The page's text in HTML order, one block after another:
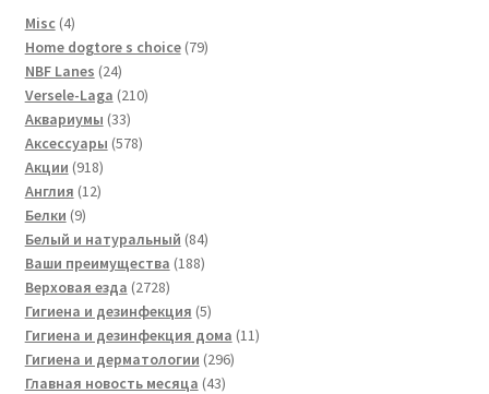
Misc 44
товара
Home dogtore s choice 7979
NBF Lanes 2424
товара
Versele-Laga 210210
Аквариумы 3333
товара
Аксессуары 578578
Акции 918918
товаров
Англия 1212
Белки 99
товаров
Белый и натуральный 8484
товара
Ваши преимущества 188188
Верховая езда 27282728
товаров
Гигиена и дезинфекция 55
товаров
Гигиена и дезинфекция дома 1111
Гигиена и дерматологии 296296
Главная новость месяца 4343